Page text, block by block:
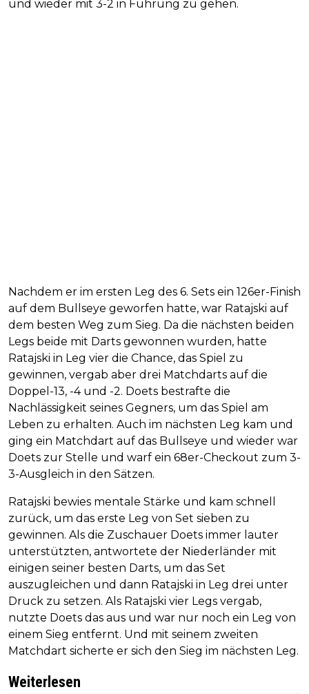
und wieder mit 3-2 in Führung zu gehen.
Nachdem er im ersten Leg des 6. Sets ein 126er-Finish
auf dem Bullseye geworfen hatte, war Ratajski auf
dem besten Weg zum Sieg. Da die nächsten beiden
Legs beide mit Darts gewonnen wurden, hatte
Ratajski in Leg vier die Chance, das Spiel zu
gewinnen, vergab aber drei Matchdarts auf die
Doppel-13, -4 und -2. Doets bestrafte die
Nachlässigkeit seines Gegners, um das Spiel am
Leben zu erhalten. Auch im nächsten Leg kam und
ging ein Matchdart auf das Bullseye und wieder war
Doets zur Stelle und warf ein 68er-Checkout zum 3-
3-Ausgleich in den Sätzen.
Ratajski bewies mentale Stärke und kam schnell
zurück, um das erste Leg von Set sieben zu
gewinnen. Als die Zuschauer Doets immer lauter
unterstützten, antwortete der Niederländer mit
einigen seiner besten Darts, um das Set
auszugleichen und dann Ratajski in Leg drei unter
Druck zu setzen. Als Ratajski vier Legs vergab,
nutzte Doets das aus und war nur noch ein Leg von
einem Sieg entfernt. Und mit seinem zweiten
Matchdart sicherte er sich den Sieg im nächsten Leg.
Weiterlesen